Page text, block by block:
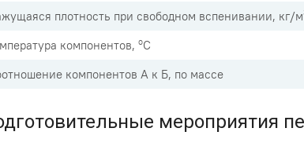
плотность при свободном вспенивании, кг/м
компонентов, оС
компонентов А к Б, по массе
мероприятия